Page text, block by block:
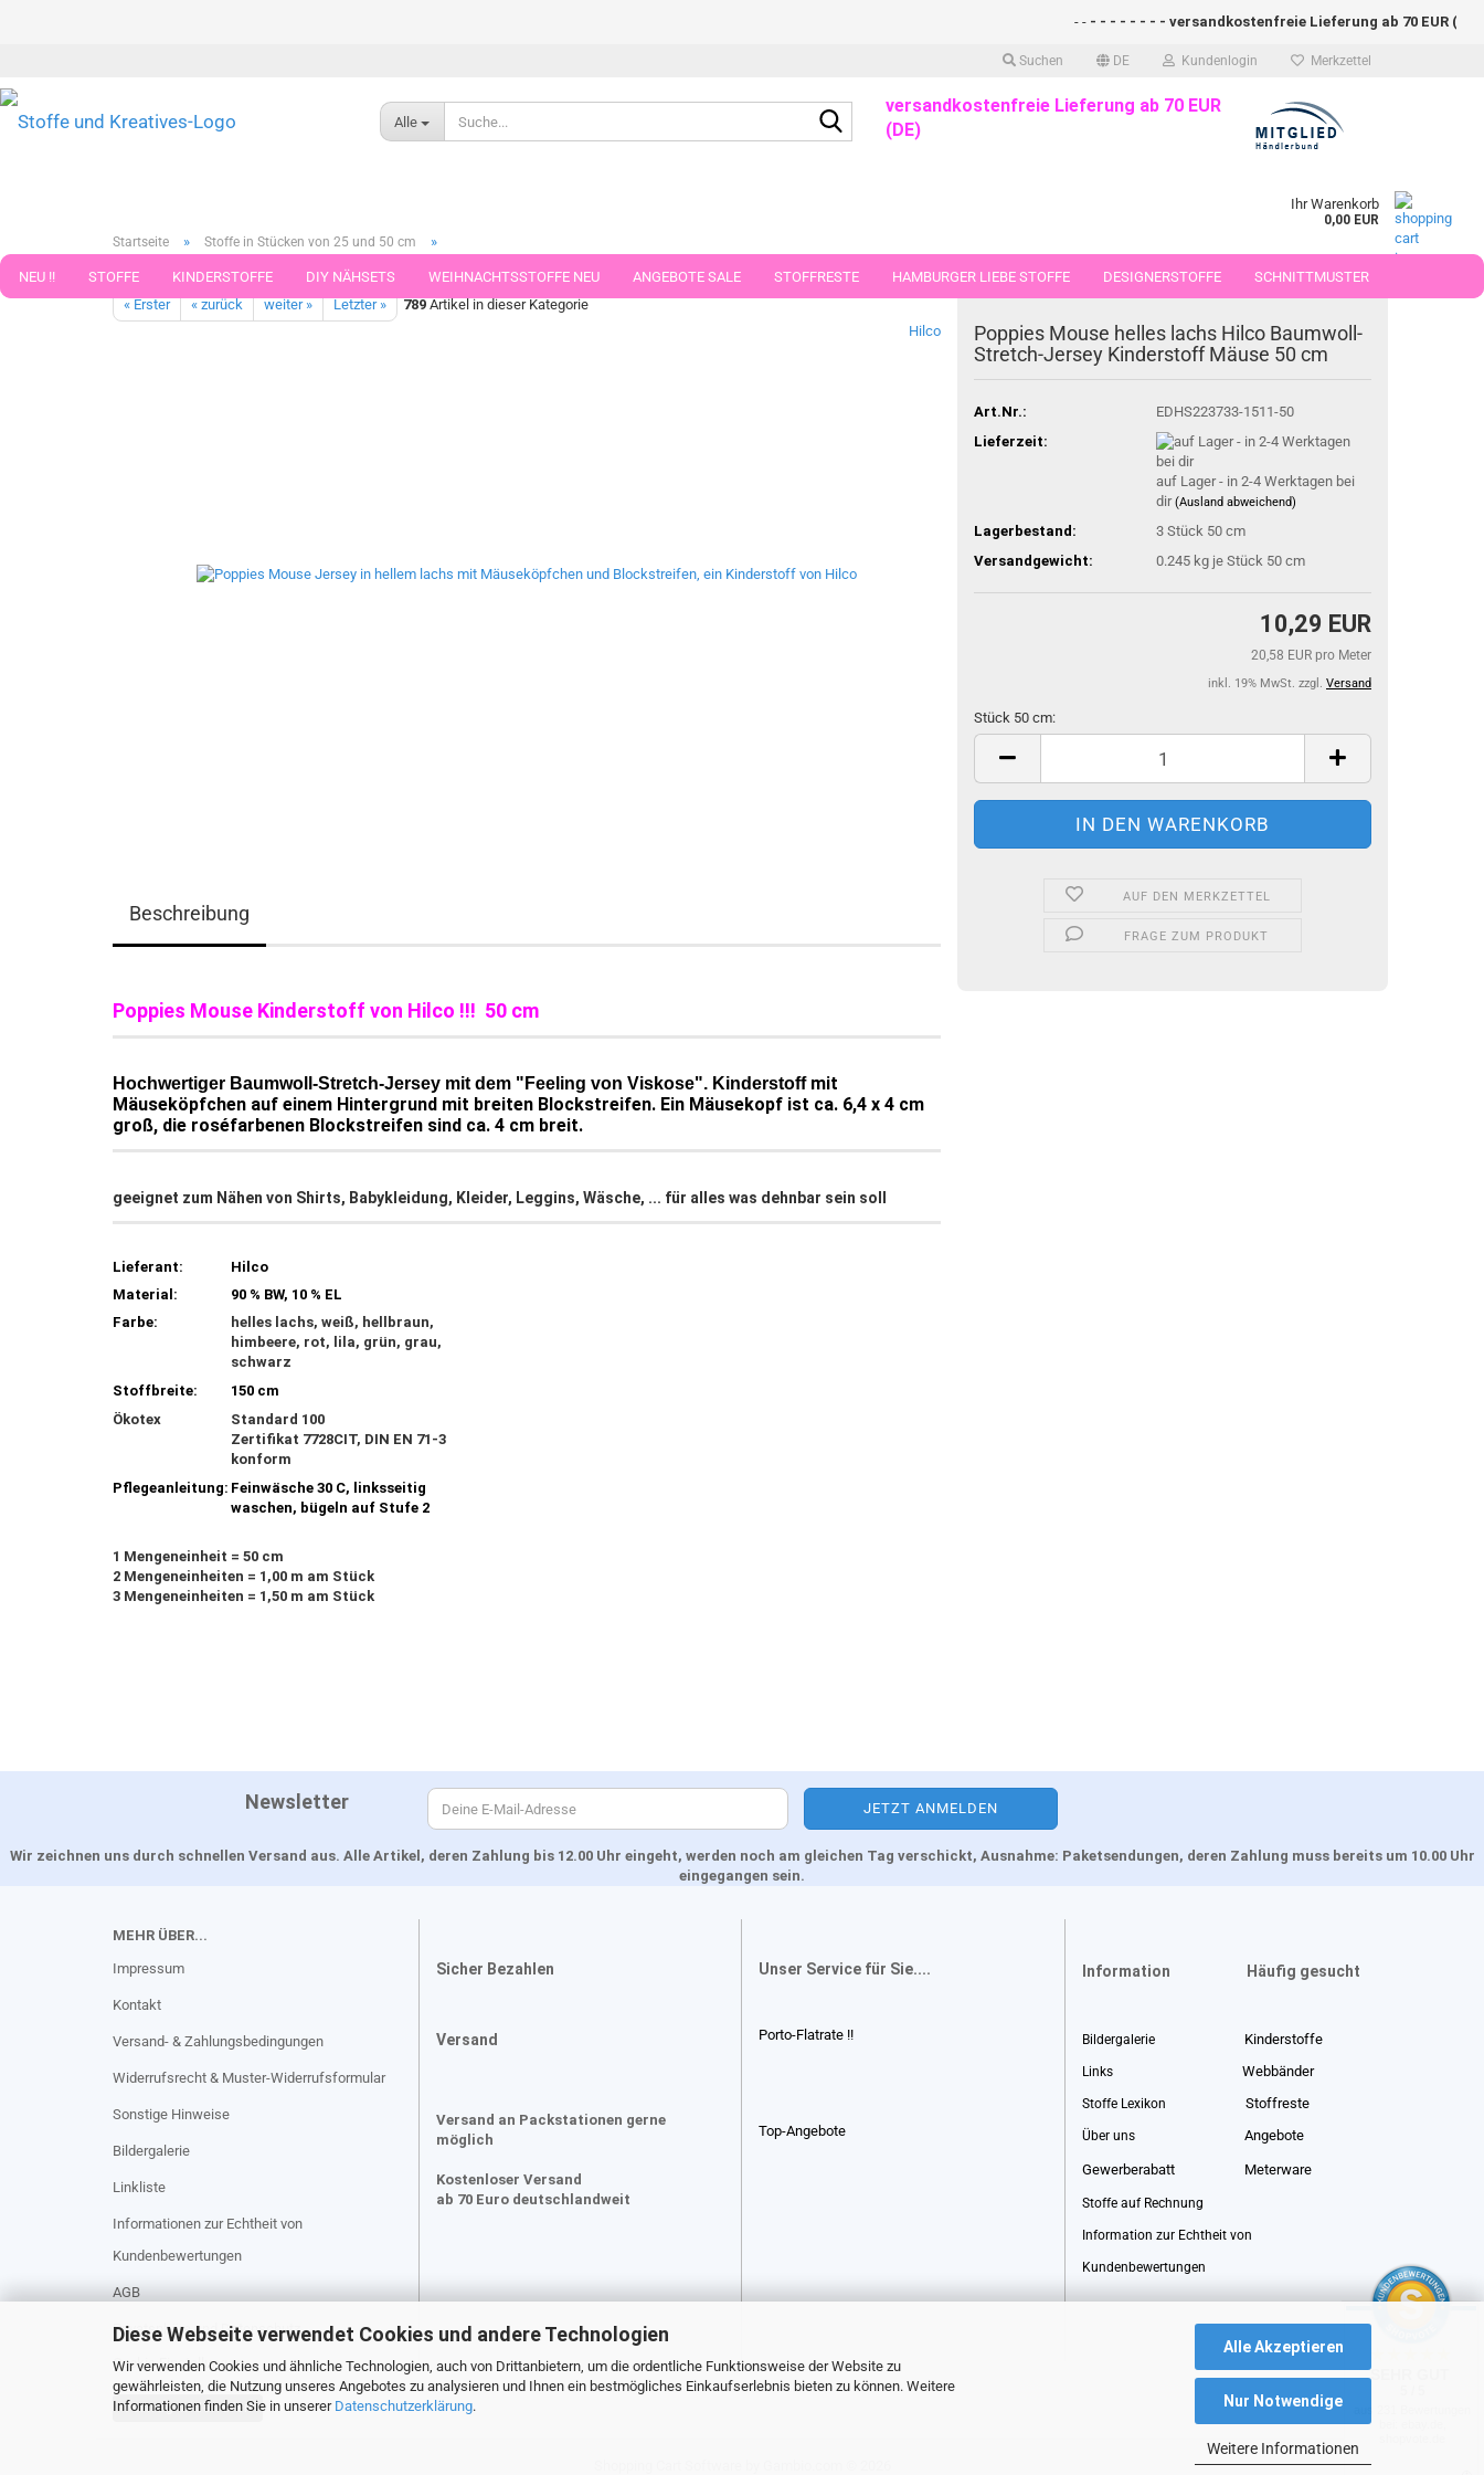
Diese Webseite verwendet Cookies und andere Technologien
Wir verwenden Cookies und ähnliche Technologien, auch von Drittanbietern, um die ordentliche Funktionsweise der Website zu
gewährleisten, die Nutzung unseres Angebotes zu analysieren und Ihnen ein bestmögliches Einkaufserlebnis bieten zu können. Weitere
Informationen finden Sie in unserer Datenschutzerklärung.
Alle Akzeptieren
Nur Notwendige
Weitere Informationen
Suchen DE Kundenlogin Merkzettel
- - - - - - - - versandkostenfreie Lieferung ab 70 EUR
Alle
Suche...versandkostenfreie Lieferung ab 70 EUR
(DE)
Ihr Warenkorb
0,00 EUR
NEU !! STOFFE KINDERSTOFFE DIY NÄHSETS WEIHNACHTSSTOFFE NEU ANGEBOTE SALE STOFFRESTE HAMBURGER LIEBE STOFFE DESIGNERSTOFFE SCHNITTMUSTER
WEBBAND WEBBÄNDER NÄHZUBEHÖR WOLLE UND ZUBEHÖR STOFFE IN STÜCKEN VON 25 UND 50 CM
Startseite » Stoffe in Stücken von 25 und 50 cm »
« Erster « zurück weiter » Letzter » 789 Artikel in dieser Kategorie
Hilco
Poppies Mouse helles lachs Hilco Baumwoll-
Stretch-Jersey Kinderstoff Mäuse 50 cm
Art.Nr.:
EDHS223733-1511-50
Lieferzeit:
auf Lager - in 2-4 Werktagen bei
dir(Ausland abweichend)
Lagerbestand: 3 Stück 50 cm
Versandgewicht:
0.245 kg je Stück 50 cm
10,29 EUR
20,58 EUR pro Meter
inkl. 19% MwSt. zzgl. Versand
Stück 50 cm:
Stück
AUF DEN MERKZETTEL
FRAGE ZUM PRODUKT
Beschreibung
Poppies Mouse Kinderstoff von Hilco !!! 50 cm
Hochwertiger Baumwoll-Stretch-Jersey mit dem "Feeling von Viskose". Kinderstoff mit
Mäuseköpfchen auf einem Hintergrund mit breiten Blockstreifen. Ein Mäusekopf ist ca. 6,4 x 4 cm
groß, die roséfarbenen Blockstreifen sind ca. 4 cm breit.
geeignet zum Nähen von Shirts, Babykleidung, Kleider, Leggins, Wäsche, ... für alles was dehnbar sein soll
Lieferant:
Hilco
Material:
90 % BW, 10 % EL
Farbe:
helles lachs, weiß, hellbraun,
himbeere, rot, lila, grün, grau,
schwarz
Stoffbreite:
150 cm
Ökotex
Standard 100
Zertifikat 7728CIT, DIN EN 71-3
konform
Pflegeanleitung: Feinwäsche 30 C, linksseitig
waschen, bügeln auf Stufe 2
1 Mengeneinheit = 50 cm
2 Mengeneinheiten = 1,00 m am Stück
3 Mengeneinheiten = 1,50 m am Stück
Newsletter
Wir zeichnen uns durch schnellen Versand aus. Alle Artikel, deren Zahlung bis 12.00 Uhr eingeht, werden noch am gleichen Tag verschickt, Ausnahme: Paketsendungen, deren Zahlung muss bereits um 10.00 Uhr
eingegangen sein.
MEHR ÜBER...
Impressum
Kontakt
Versand- & Zahlungsbedingungen
Widerrufsrecht & Muster-Widerrufsformular
Sonstige Hinweise
Bildergalerie
Linkliste
Informationen zur Echtheit von
Kundenbewertungen
AGB
Privatsphäre und Datenschutz
Cookie Einstellungen
Sicher Bezahlen
Versand
Versand an Packstationen gerne
möglich
Kostenloser Versand
ab 70 Euro deutschlandweit
Unser Service für Sie....
Porto-Flatrate !!
Top-Angebote
Information Häufig gesucht
Bildergalerie Kinderstoffe
Links Webbänder
Stoffe Lexikon Stoffreste
Über uns Angebote
Gewerberabatt Meterware
Stoffe auf Rechnung
Information zur Echtheit von
Kundenbewertungen
Vertrag widerrufen
SEHR GUT